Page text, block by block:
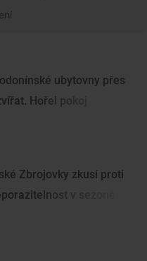
ubytovny přes
Hořel pokoj
Zbrojovky zkusí proti
v sezoně